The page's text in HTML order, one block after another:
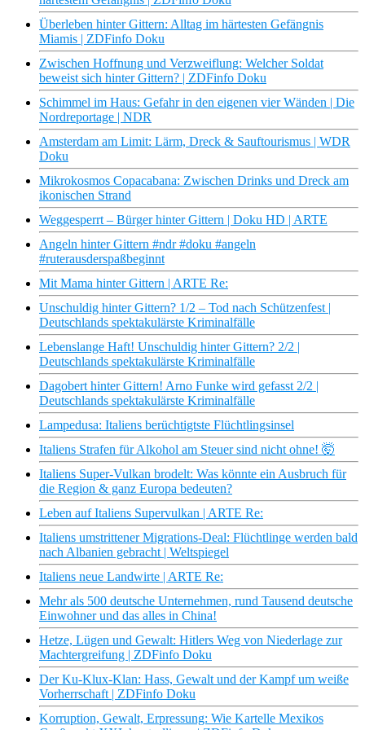
Überleben hinter Gittern: Alltag im härtesten Gefängnis
Miamis | ZDFinfo Doku
Zwischen Hoffnung und Verzweiflung: Welcher Soldat
beweist sich hinter Gittern? | ZDFinfo Doku
Schimmel im Haus: Gefahr in den eigenen vier Wänden | Die
Nordreportage | NDR
Amsterdam am Limit: Lärm, Dreck & Sauftourismus | WDR
Doku
Mikrokosmos Copacabana: Zwischen Drinks und Dreck am
ikonischen Strand
Weggesperrt – Bürger hinter Gittern | Doku HD | ARTE
Angeln hinter Gittern #ndr #doku #angeln
#ruterausderspaßbeginnt
Mit Mama hinter Gittern | ARTE Re:
Unschuldig hinter Gittern? 1/2 – Tod nach Schützenfest |
Deutschlands spektakulärste Kriminalfälle
Lebenslange Haft! Unschuldig hinter Gittern? 2/2 |
Deutschlands spektakulärste Kriminalfälle
Dagobert hinter Gittern! Arno Funke wird gefasst 2/2 |
Deutschlands spektakulärste Kriminalfälle
Lampedusa: Italiens berüchtigtste Flüchtlingsinsel
Italiens Strafen für Alkohol am Steuer sind nicht ohne! 🤯
Italiens Super-Vulkan brodelt: Was könnte ein Ausbruch für
die Region & ganz Europa bedeuten?
Leben auf Italiens Supervulkan | ARTE Re:
Italiens umstrittener Migrations-Deal: Flüchtlinge werden bald
nach Albanien gebracht | Weltspiegel
Italiens neue Landwirte | ARTE Re:
Mehr als 500 deutsche Unternehmen, rund Tausend deutsche
Einwohner und das alles in China!
Hetze, Lügen und Gewalt: Hitlers Weg von Niederlage zur
Machtergreifung | ZDFinfo Doku
Der Ku-Klux-Klan: Hass, Gewalt und der Kampf um weiße
Vorherrschaft | ZDFinfo Doku
Korruption, Gewalt, Erpressung: Wie Kartelle Mexikos